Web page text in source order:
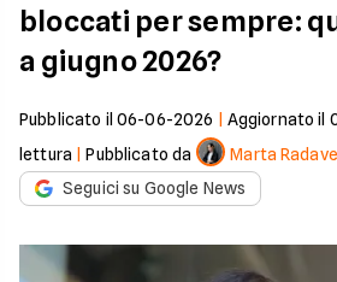
bloccati per sempre:
a giugno 2026?
Pubblicato il 06-06-2026 Aggiornato il
lettura |Pubblicato da
Marta
Seguici su Google News